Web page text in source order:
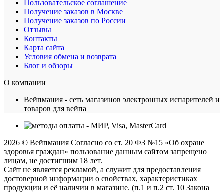
Пользовательское соглашение
Получение заказов в Москве
Получение заказов по России
Отзывы
Контакты
Карта сайта
Условия обмена и возврата
Блог и обзоры
О компании
Вейпмания - сеть магазинов электронных испарителей и
товаров для вейпа
2026 © Вейпмания Согласно со ст. 20 ФЗ №15 «Об охране
здоровья граждан» пользование данным сайтом запрещено
лицам, не достигшим 18 лет.
Сайт не является рекламой, а служит для предоставления
достоверной информации о свойствах, характеристиках
продукции и её наличии в магазине. (п.1 и п.2 ст. 10 Закона